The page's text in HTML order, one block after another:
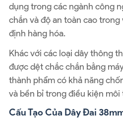
dụng trong các ngành công
chắn và độ an toàn cao
định hàng hóa.
Khác với các loại dây thông
được dệt chắc chắn bằng
thành phẩm có khả năng
và bền bỉ trong điều kiện
Cấu Tạo Của Dây Đai